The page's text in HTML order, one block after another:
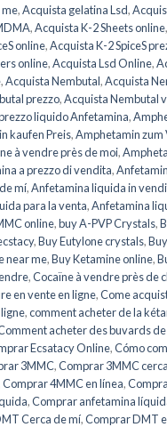
me,Acquista gelatina Lsd,
,Acquista K-2 Sheets online,
online,Acquista K-2 SpiceS
online,Acquista Lsd Online,
,Acquista Nembutal,Acquista
prezzo,Acquista Nembutal
liquido Anfetamina,
kaufen Preis,Amphetamin zum
à vendre près de moi,
a prezzo di vendita,
mí,Anfetamina liquida in
para la venta,Anfetamina
online,buy A-PVP Crystals,
,Buy Eutylone crystals,
near me,Buy Ketamine online,
,Cocaïne à vendre près de
en vente en ligne,Come
,comment acheter de la
acheter des buvards de
Ecsatacy Online,Cómo
3MMC,Comprar 3MMC
Comprar 4MMC en línea,
,Comprar anfetamina
Cerca de mí,Comprar DMT